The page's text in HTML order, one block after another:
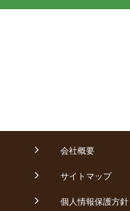
会社概要
サイトマップ
個人情報保護方針